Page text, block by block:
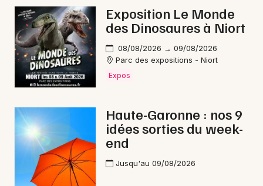
Sports
Soirées
Sorties famille
Sorties & loisirs
Rock / metal en Haute-Garonne
Rock / metal en Midi-Pyrénées
Paris
Strasbourg
Toulouse
Toutes les villes
Exposition Le Monde
des Dinosaures à Niort
08/08/2026 → 09/08/2026
Parc des expositions - Niort
Expos
Haute-Garonne : nos 9
idées sorties du week-
end
Jusqu'au 09/08/2026